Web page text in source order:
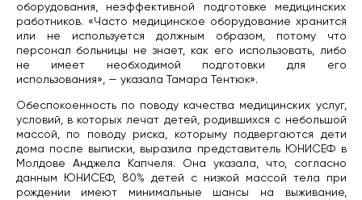
оборудования, неэффективной подготовке медицинских
работников. «Часто медицинское оборудование хранится
или не используется должным образом, потому что
персонал больницы не знает, как его использовать, либо
не имеет необходимой подготовки для его
использования», — указала Тамара Тентюк».
Обеспокоенность по поводу качества медицинских услуг,
условий, в которых лечат детей, родившихся с небольшой
массой, по поводу риска, которыму подвергаются дети
дома после выписки, выразила представитель ЮНИСЕФ в
Молдове Анджела Капчеля. Она указала, что, согласно
данным ЮНИСЕФ, 80% детей с низкой массой тела при
рождении имеют минимальные шансы на выживание,